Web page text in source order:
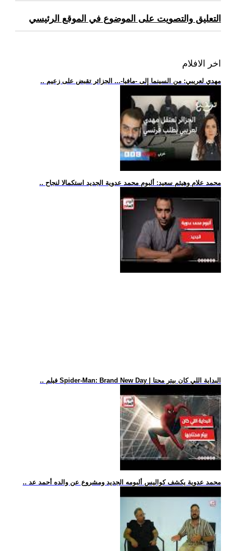
التعليق والتصويت على الموضوع في الموقع الرئيسي
اخر الافلام
.. مهدي لعريبي: من السينما إلى -مافيا-... الجزائر تقبض على زعيم
.. محمد علام وهيثم سعيد: ألبوم محمد عدوية الجديد استكمالا لنجاح
.. فيلم Spider-Man: Brand New Day | البداية اللي كان بيتر محتا
.. محمد عدوية يكشف كواليس ألبومه الجديد ومشروع عن والده أحمد عد